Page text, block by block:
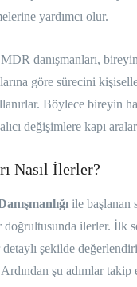
yardımcı olur.
danışmanları, bireyin
göre sürecini
Böylece bireyin
değişimlere kapı
Nasıl İlerler?
ile başlanan
doğrultusunda ilerler. İlk
detaylı şekilde
şu adımlar takip